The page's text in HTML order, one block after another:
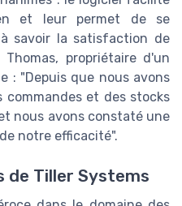
et leur permet de se
savoir la satisfaction de
propriétaire d'un
: "Depuis que nous avons
commandes et des stocks
nous avons constaté une
notre efficacité".
de Tiller Systems